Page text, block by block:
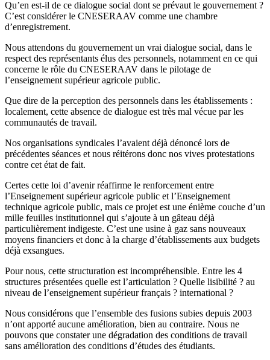
Qu’en est-il de ce dialogue social dont se prévaut le gouvernement ?
C’est considérer le CNESERAAV comme une chambre
d’enregistrement.
Nous attendons du gouvernement un vrai dialogue social, dans le
respect des représentants élus des personnels, notamment en ce qui
concerne le rôle du CNESERAAV dans le pilotage de
l’enseignement supérieur agricole public.
Que dire de la perception des personnels dans les établissements :
localement, cette absence de dialogue est très mal vécue par les
communautés de travail.
Nos organisations syndicales l’avaient déjà dénoncé lors de
précédentes séances et nous réitérons donc nos vives protestations
contre cet état de fait.
Certes cette loi d’avenir réaffirme le renforcement entre
l’Enseignement supérieur agricole public et l’Enseignement
technique agricole public, mais ce projet est une énième couche d’un
mille feuilles institutionnel qui s’ajoute à un gâteau déjà
particulièrement indigeste. C’est une usine à gaz sans nouveaux
moyens financiers et donc à la charge d’établissements aux budgets
déjà exsangues.
Pour nous, cette structuration est incompréhensible. Entre les 4
structures présentées quelle est l’articulation ? Quelle lisibilité ? au
niveau de l’enseignement supérieur français ? international ?
Nous considérons que l’ensemble des fusions subies depuis 2003
n’ont apporté aucune amélioration, bien au contraire. Nous ne
pouvons que constater une dégradation des conditions de travail
sans amélioration des conditions d’études des étudiants.